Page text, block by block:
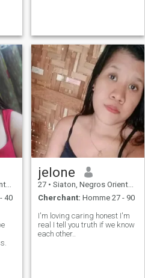
40
jelone
27 • Siaton, Negros Oriental, Philippines
Cherchant: Homme 27 - 90
I'm loving caring honest I'm
real I tell you truth if we know
each other..